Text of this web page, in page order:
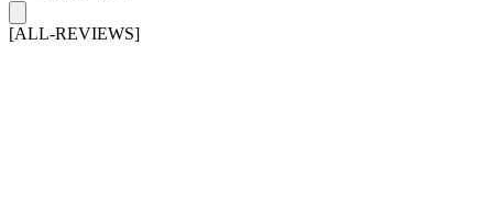
[ALL-REVIEWS]